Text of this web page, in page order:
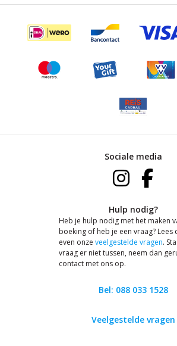
Sociale media
Hulp nodig?
Heb je hulp nodig met het maken
boeking of heb je een vraag? Lees
even onze veelgestelde vragen.
vraag er niet tussen, neem dan
contact met ons op.
Bel: 088 033 1528
Veelgestelde vragen